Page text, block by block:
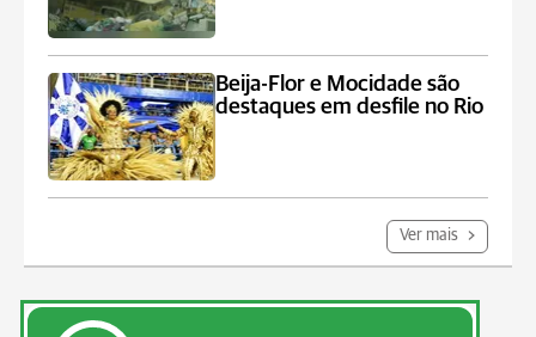
Beija-Flor e Mocidade são
destaques em desfile no Rio
Ver mais